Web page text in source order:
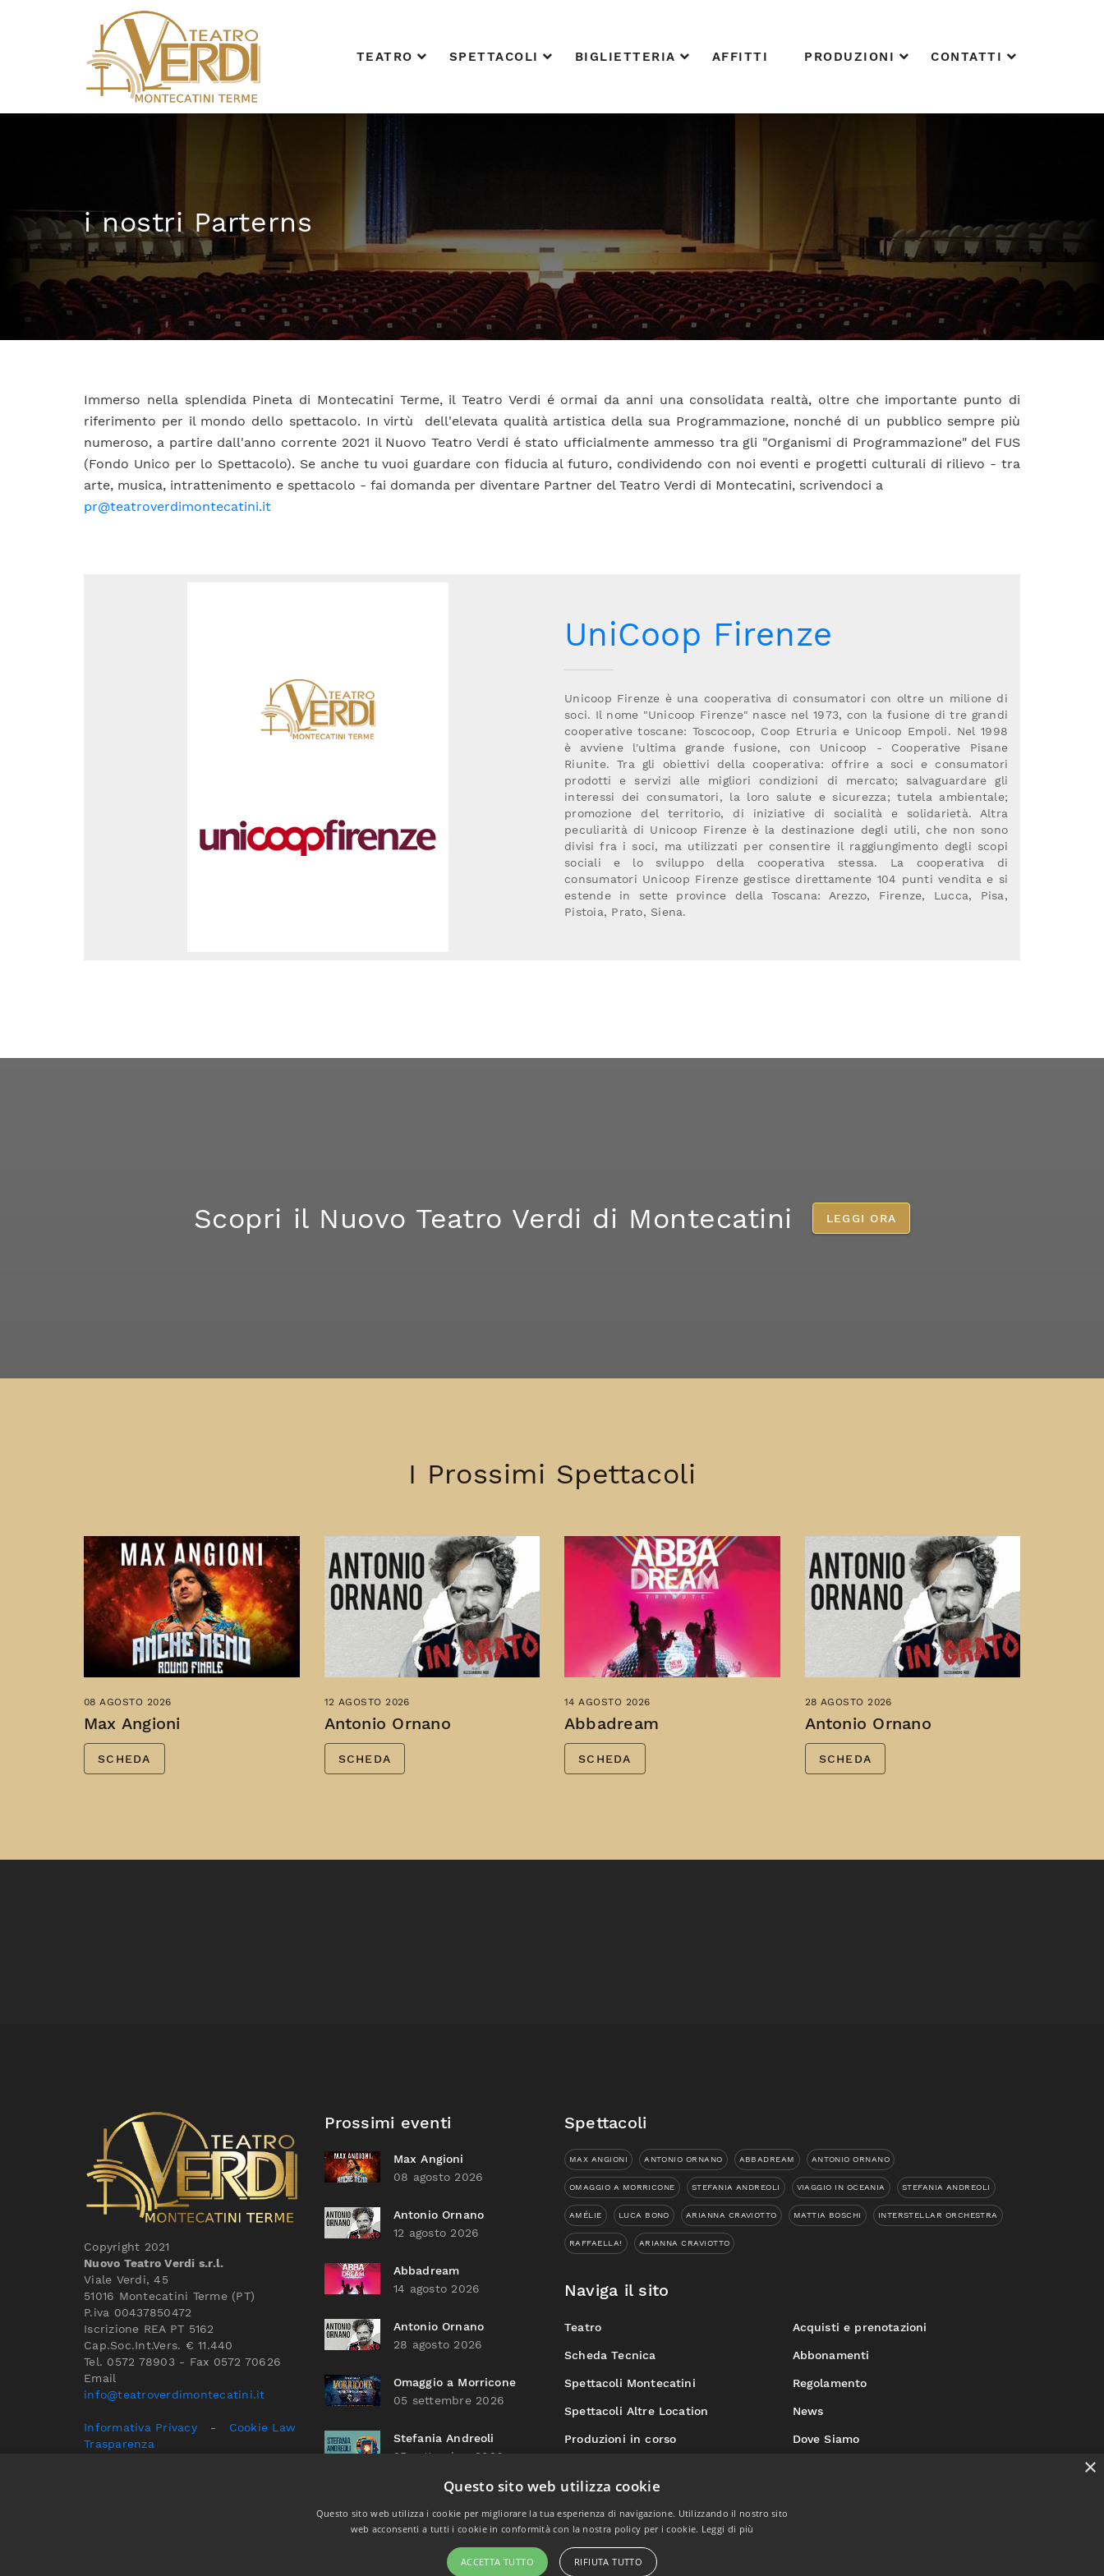
TEATRO SPETTACOLI BIGLIETTERIA AFFITTI PRODUZIONI CONTATTI
i nostri Parterns
Immerso nella splendida Pineta di Montecatini Terme, il Teatro Verdi é ormai da anni una consolidata realtà, oltre che importante punto di
riferimento per il mondo dello spettacolo. In virtù dell'elevata qualità artistica della sua Programmazione, nonché di un pubblico sempre più
numeroso, a partire dall'anno corrente 2021 il Nuovo Teatro Verdi é stato ufficialmente ammesso tra gli "Organismi di Programmazione" del FUS
(Fondo Unico per lo Spettacolo). Se anche tu vuoi guardare con fiducia al futuro, condividendo con noi eventi e progetti culturali di rilievo - tra
arte, musica, intrattenimento e spettacolo - fai domanda per diventare Partner del Teatro Verdi di Montecatini, scrivendoci a
pr@teatroverdimontecatini.it
UniCoop Firenze
Unicoop Firenze è una cooperativa di consumatori con oltre un milione di
soci. Il nome "Unicoop Firenze" nasce nel 1973, con la fusione di tre grandi
cooperative toscane: Toscocoop, Coop Etruria e Unicoop Empoli. Nel 1998
è avviene l'ultima grande fusione, con Unicoop - Cooperative Pisane
Riunite. Tra gli obiettivi della cooperativa: offrire a soci e consumatori
prodotti e servizi alle migliori condizioni di mercato; salvaguardare gli
interessi dei consumatori, la loro salute e sicurezza; tutela ambientale;
promozione del territorio, di iniziative di socialità e solidarietà. Altra
peculiarità di Unicoop Firenze è la destinazione degli utili, che non sono
divisi fra i soci, ma utilizzati per consentire il raggiungimento degli scopi
sociali e lo sviluppo della cooperativa stessa. La cooperativa di
consumatori Unicoop Firenze gestisce direttamente 104 punti vendita e si
estende in sette province della Toscana: Arezzo, Firenze, Lucca, Pisa,
Pistoia, Prato, Siena.
Scopri il Nuovo Teatro Verdi di Montecatini LEGGI ORA
I Prossimi Spettacoli
08 AGOSTO 2026
Max Angioni
SCHEDA
12 AGOSTO 2026
Antonio Ornano
SCHEDA
14 AGOSTO 2026
Abbadream
SCHEDA
28 AGOSTO 2026
Antonio Ornano
SCHEDA
Copyright 2021
Nuovo Teatro Verdi s.r.l.
Viale Verdi, 45
51016 Montecatini Terme (PT)
P.iva 00437850472
Iscrizione REA PT 5162
Cap.Soc.Int.Vers. € 11.440
Tel. 0572 78903 - Fax 0572 70626
Email
info@teatroverdimontecatini.it
Informativa Privacy- Cookie Law
Trasparenza
Prossimi eventi
Max Angioni
08 agosto 2026
Antonio Ornano
12 agosto 2026
Abbadream
14 agosto 2026
Antonio Ornano
28 agosto 2026
Omaggio a Morricone
05 settembre 2026
Stefania Andreoli
25 settembre 2026
Spettacoli
MAX ANGIONI ANTONIO ORNANO ABBADREAM ANTONIO ORNANO
OMAGGIO A MORRICONE STEFANIA ANDREOLI VIAGGIO IN OCEANIA STEFANIA ANDREOLI
AMÉLIE LUCA BONO ARIANNA CRAVIOTTO MATTIA BOSCHI INTERSTELLAR ORCHESTRA
RAFFAELLA! ARIANNA CRAVIOTTO
Naviga il sito
Teatro
Scheda Tecnica
Spettacoli Montecatini
Spettacoli Altre Location
Produzioni in corso
Acquisti e prenotazioni
Abbonamenti
Regolamento
News
Dove Siamo
Questo sito web utilizza cookie
Questo sito web utilizza i cookie per migliorare la tua esperienza di navigazione. Utilizzando il nostro sito
web acconsenti a tutti i cookie in conformità con la nostra policy per i cookie. Leggi di più
ACCETTA TUTTO RIFIUTA TUTTO
×